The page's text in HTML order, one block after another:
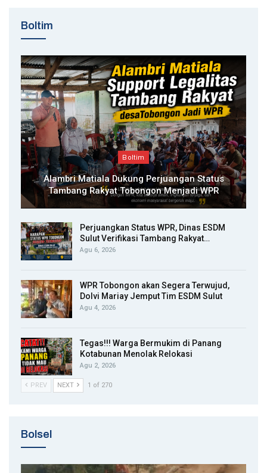
Boltim
Boltim
Alambri Matiala Dukung Perjuangan Status
Tambang Rakyat Tobongon Menjadi WPR
Perjuangkan Status WPR, Dinas ESDM
Sulut Verifikasi Tambang Rakyat…
Agu 6, 2026
WPR Tobongon akan Segera Terwujud,
Dolvi Mariay Jemput Tim ESDM Sulut
Agu 4, 2026
Tegas!!! Warga Bermukim di Panang
Kotabunan Menolak Relokasi
Agu 2, 2026
PREV NEXT 1 of 270
Bolsel